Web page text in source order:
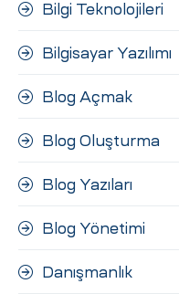
Bilgi Teknolojileri
Bilgisayar Yazılımı
Blog Açmak
Blog Oluşturma
Blog Yazıları
Blog Yönetimi
Danışmanlık